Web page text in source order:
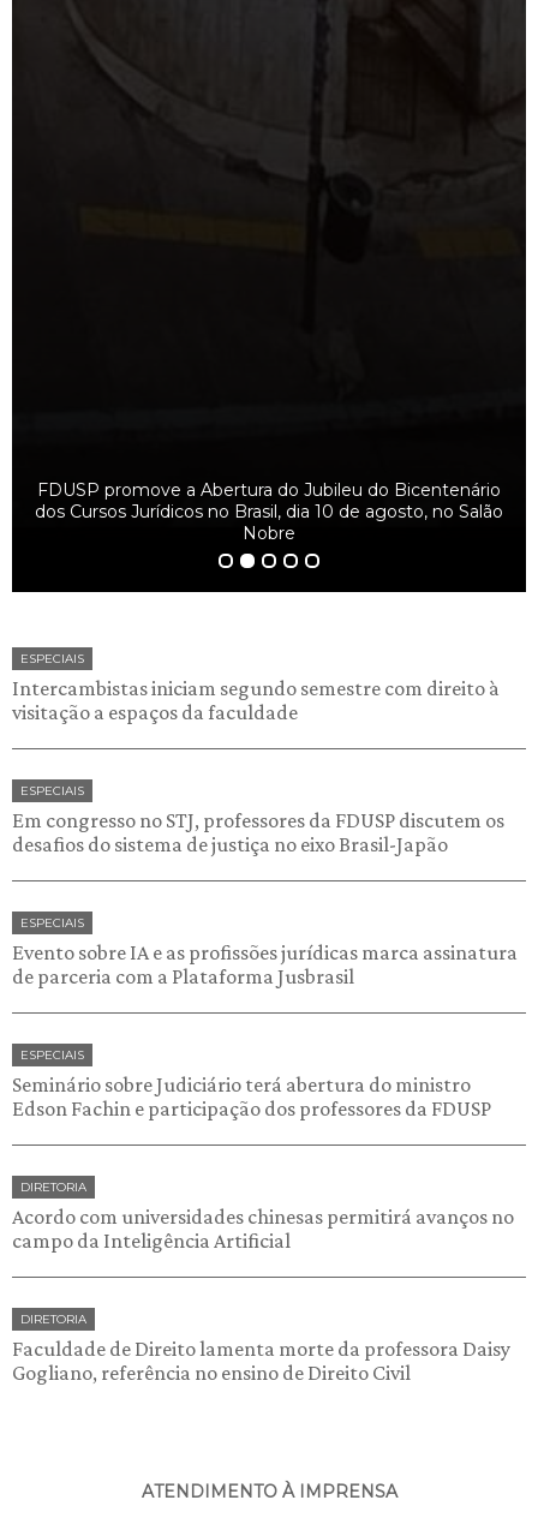
FDUSP promove a Abertura do Jubileu do Bicentenário
dos Cursos Jurídicos no Brasil, dia 10 de agosto, no Salão
Nobre
ESPECIAIS
Intercambistas iniciam segundo semestre com direito à
visitação a espaços da faculdade
ESPECIAIS
Em congresso no STJ, professores da FDUSP discutem os
desafios do sistema de justiça no eixo Brasil-Japão
ESPECIAIS
Evento sobre IA e as profissões jurídicas marca assinatura
de parceria com a Plataforma Jusbrasil
ESPECIAIS
Seminário sobre Judiciário terá abertura do ministro
Edson Fachin e participação dos professores da FDUSP
DIRETORIA
Acordo com universidades chinesas permitirá avanços no
campo da Inteligência Artificial
DIRETORIA
Faculdade de Direito lamenta morte da professora Daisy
Gogliano, referência no ensino de Direito Civil
ATENDIMENTO À IMPRENSA